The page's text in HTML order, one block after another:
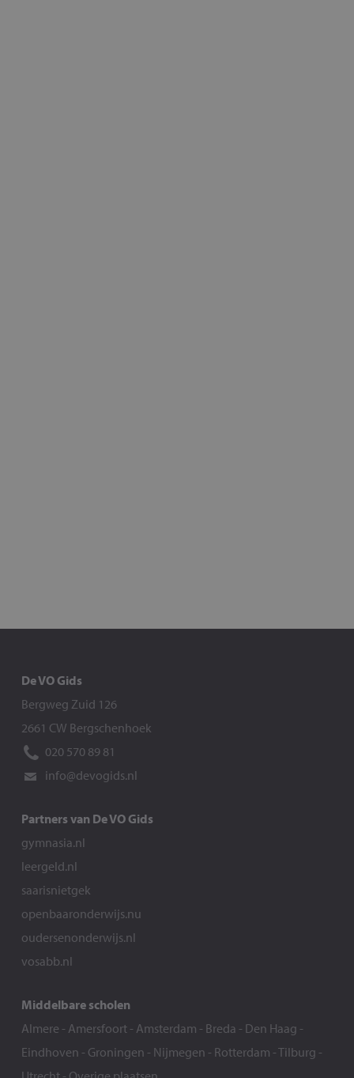
De VO Gids
Bergweg Zuid 126
2661 CW Bergschenhoek
020 570 89 81
info@devogids.nl
Partners van De VO Gids
gymnasia.nl
leergeld.nl
saarisnietgek
openbaaronderwijs.nu
oudersenonderwijs.nl
vosabb.nl
Middelbare scholen
Almere - Amersfoort- Amsterdam - Breda - Den Haag -
Eindhoven - Groningen - Nijmegen - Rotterdam -Tilburg -